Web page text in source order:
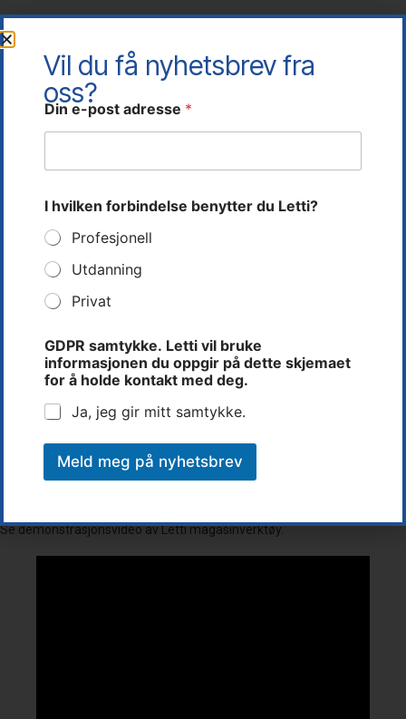
Les mer om Letti Magasinkoffert her:
Se demonstrasjonsvideo av Letti magasinverktøy.
Vil du få nyhetsbrev fra
oss?
*
d
e
t
b
e
n
y
t
e
Din e-post adresse *
I hvilken forbindelse benytter du Letti?
Profesjonell
Utdanning
Privat
GDPR samtykke. Letti vil bruke
informasjonen du oppgir på dette skjemaet
for å holde kontakt med deg.
Ja, jeg gir mitt samtykke.
Meld meg på nyhetsbrev